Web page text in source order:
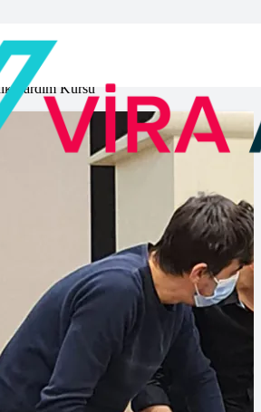
Yardım Kursu
Yardım Kursu